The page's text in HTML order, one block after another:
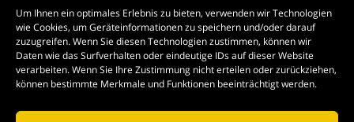
Um Ihnen ein optimales Erlebnis zu bieten, verwenden wir Technologien
wie Cookies, um Geräteinformationen zu speichern und/oder darauf
zuzugreifen. Wenn Sie diesen Technologien zustimmen, können wir
Daten wie das Surfverhalten oder eindeutige IDs auf dieser Website
verarbeiten. Wenn Sie Ihre Zustimmung nicht erteilen oder zurückziehen,
können bestimmte Merkmale und Funktionen beeinträchtigt werden.
Spielplan
Kontakt
Tickets